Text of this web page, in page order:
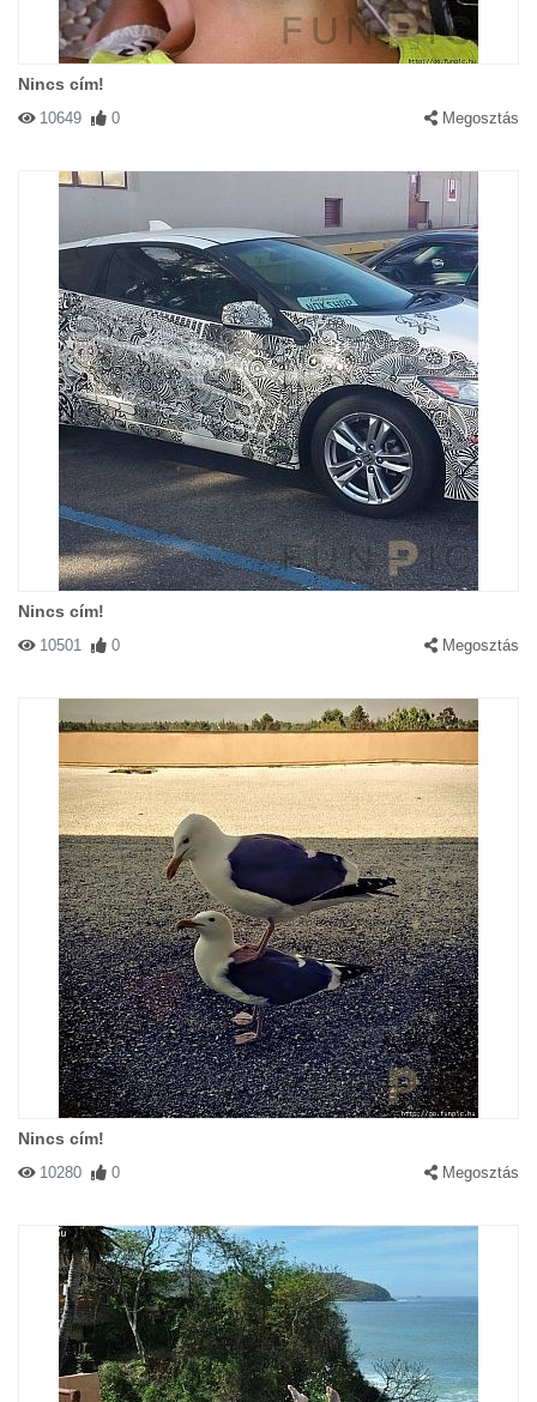
Nincs cím!
10649 0 Megosztás
Nincs cím!
10501 0 Megosztás
Nincs cím!
10280 0 Megosztás